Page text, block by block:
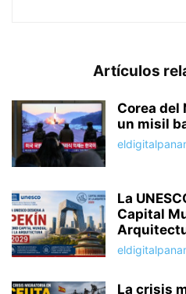
Artículos
Corea del
un misil
La
Capital
La crisis